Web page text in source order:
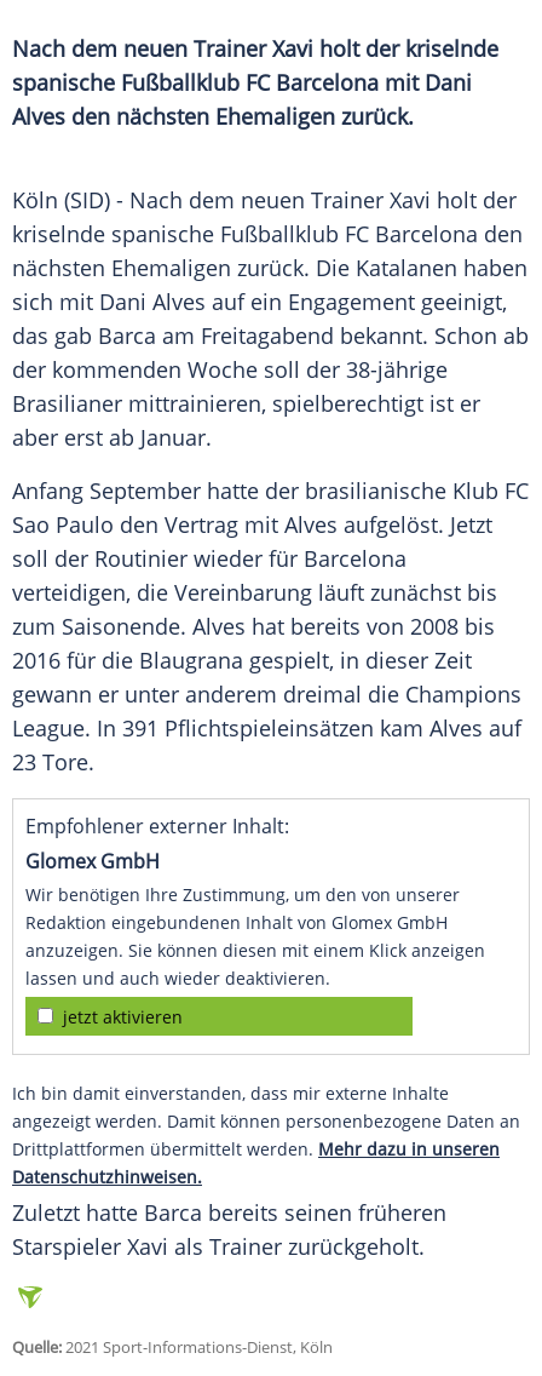
Nach dem neuen Trainer Xavi holt der kriselnde
spanische Fußballklub FC Barcelona mit Dani
Alves den nächsten Ehemaligen zurück.
Köln (SID) - Nach dem neuen Trainer Xavi holt der
kriselnde spanische Fußballklub FC Barcelona den
nächsten Ehemaligen zurück. Die Katalanen haben
sich mit Dani Alves auf ein Engagement geeinigt,
das gab Barca am Freitagabend bekannt. Schon ab
der kommenden Woche soll der 38-jährige
Brasilianer mittrainieren, spielberechtigt ist er
aber erst ab Januar.
Anfang September hatte der brasilianische Klub FC
Sao Paulo den Vertrag mit Alves aufgelöst. Jetzt
soll der Routinier wieder für Barcelona
verteidigen, die Vereinbarung läuft zunächst bis
zum Saisonende. Alves hat bereits von 2008 bis
2016 für die Blaugrana gespielt, in dieser Zeit
gewann er unter anderem dreimal die Champions
League. In 391 Pflichtspieleinsätzen kam Alves auf
23 Tore.
Empfohlener externer Inhalt:
Glomex GmbH
Wir benötigen Ihre Zustimmung, um den von unserer
Redaktion eingebundenen Inhalt von Glomex GmbH
anzuzeigen. Sie können diesen mit einem Klick anzeigen
lassen und auch wieder deaktivieren.
jetzt aktivieren
Ich bin damit einverstanden, dass mir externe Inhalte
angezeigt werden. Damit können personenbezogene Daten an
Drittplattformen übermittelt werden. Mehr dazu in unseren
Datenschutzhinweisen.
Zuletzt hatte Barca bereits seinen früheren
Starspieler Xavi als Trainer zurückgeholt.
Quelle:2021 Sport-Informations-Dienst, Köln